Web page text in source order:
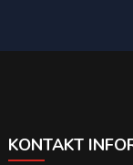
KONTAKT